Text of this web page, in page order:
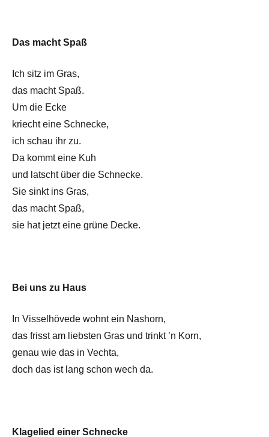
Das macht Spaß
Ich sitz im Gras,
das macht Spaß.
Um die Ecke
kriecht eine Schnecke,
ich schau ihr zu.
Da kommt eine Kuh
und latscht über die Schnecke.
Sie sinkt ins Gras,
das macht Spaß,
sie hat jetzt eine grüne Decke.
Bei uns zu Haus
In Visselhövede wohnt ein Nashorn,
das frisst am liebsten Gras und trinkt ’n Korn,
genau wie das in Vechta,
doch das ist lang schon wech da.
Klagelied einer Schnecke